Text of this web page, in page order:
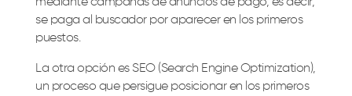
se paga al buscador por aparecer en los primeros
puestos.
La otra opción es SEO (Search Engine Optimization),
un proceso que persigue posicionar en los primeros